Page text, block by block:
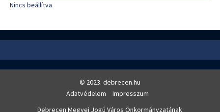
Nincs beállítva
© 2023. debrecen.hu
Adatvédelem
Impresszum
Debrecen Megyei Jogú Város Önkormányzatának